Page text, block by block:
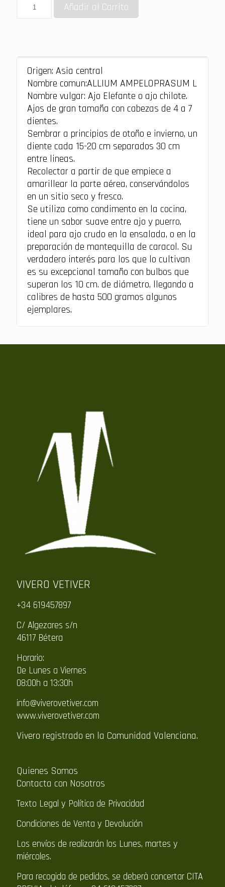
Añadir al Carrito
Origen: Asia central
Nombre comun:ALLIUM AMPELOPRASUM L
Nombre vulgar: Ajo Elefante o ajo chilote.
Ajos de gran tamaña con cabezas de 4 a 7
dientes.
Sembrar a principios de otoño e invierno, un
diente cada 15-20 cm separados 30 cm
entre lineas.
Recolectar a partir de que empiece a
amarillear la parte aérea, conservándolos
en un sitio seco y fresco.
Se utiliza como condimento en la cocina,
tiene un sabor suave entre ajo y puerro,
ideal para ajo crudo en la ensalada, o en la
preparación de mantequilla de caracol. Su
verdadero interés para los que lo cultivan
es su excepcional tamaño con bulbos que
superan los 10 cm. de diámetro, llegando a
calibres de hasta 500 gramos algunos
ejemplares.
VIVERO VETIVER
+34 619457897
C/ Algezares s/n
46117 Bétera
Horario:
De Lunes a Viernes
08:00h a 13:30h
info@viverovetiver.com
www.viverovetiver.com
Vivero registrado en la Comunidad Valenciana.
Quienes Somos
Contacta con Nosotros
Texto Legal y Política de Privacidad
Condiciones de Venta y Devolución
Los envíos de realizarán los Lunes, martes y
miércoles.
Para recogida de pedidos, se deberà concertar CITA